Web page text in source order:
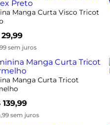
Manga Curta Visco Tricot
sem juros
Manga Curta Tricot
139,99
sem juros